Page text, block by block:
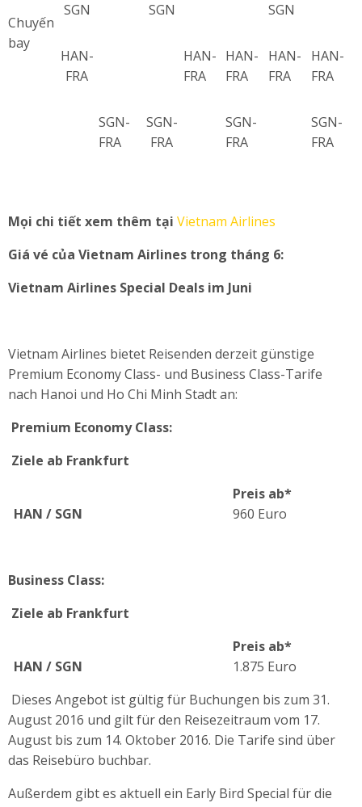
Chuyến
bay
SGN
SGN
SGN
HAN-
FRA
HAN-
FRA
HAN-
FRA
HAN-
FRA
HAN-
FRA
SGN-
FRA
SGN-
FRA
SGN-
FRA
SGN-
FRA
Mọi chi tiết xem thêm tại Vietnam Airlines
Giá vé của Vietnam Airlines trong tháng 6:
Vietnam Airlines Special Deals im Juni
Vietnam Airlines bietet Reisenden derzeit günstige
Premium Economy Class- und Business Class-Tarife
nach Hanoi und Ho Chi Minh Stadt an:
Premium Economy Class:
Ziele ab Frankfurt
Preis ab*
HAN / SGN
960 Euro
Business Class:
Ziele ab Frankfurt
Preis ab*
HAN / SGN
1.875 Euro
Dieses Angebot ist gültig für Buchungen bis zum 31.
August 2016 und gilt für den Reisezeitraum vom 17.
August bis zum 14. Oktober 2016. Die Tarife sind über
das Reisebüro buchbar.
Außerdem gibt es aktuell ein Early Bird Special für die